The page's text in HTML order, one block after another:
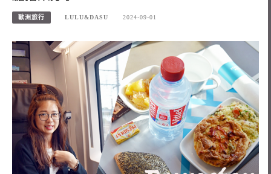
歐洲旅行 LULU&DASU 2024-09-01